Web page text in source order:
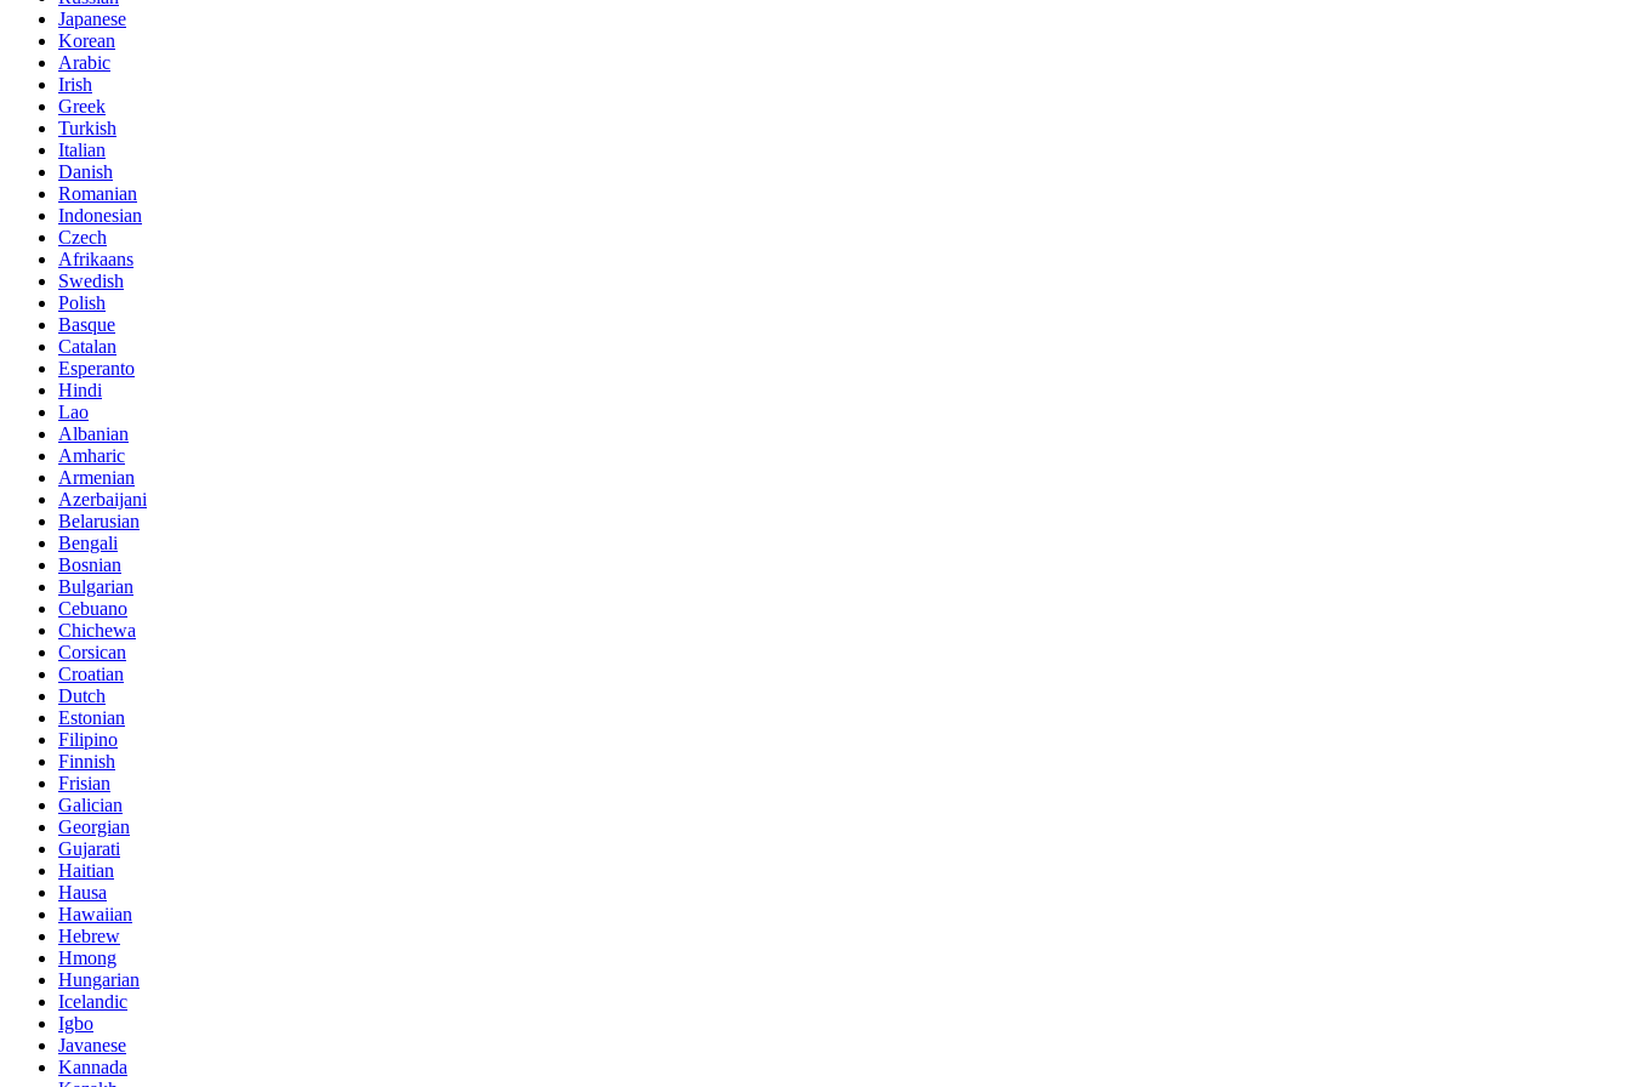
Japanese
Korean
Arabic
Irish
Greek
Turkish
Italian
Danish
Romanian
Indonesian
Czech
Afrikaans
Swedish
Polish
Basque
Catalan
Esperanto
Hindi
Lao
Albanian
Amharic
Armenian
Azerbaijani
Belarusian
Bengali
Bosnian
Bulgarian
Cebuano
Chichewa
Corsican
Croatian
Dutch
Estonian
Filipino
Finnish
Frisian
Galician
Georgian
Gujarati
Haitian
Hausa
Hawaiian
Hebrew
Hmong
Hungarian
Icelandic
Igbo
Javanese
Kannada